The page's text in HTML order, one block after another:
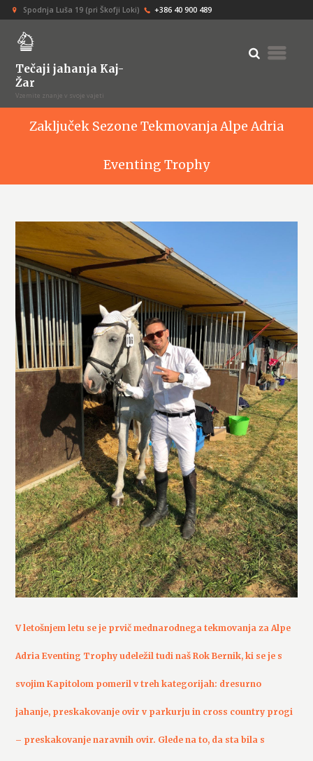
Spodnja Luša 19 (pri Škofji Loki) +386 40 900 489
Tečaji jahanja Kaj-
Žar
Vzemite znanje v svoje vajeti
Zaključek Sezone Tekmovanja Alpe Adria
Eventing Trophy
V letošnjem letu se je prvič mednarodnega tekmovanja za Alpe
Adria Eventing Trophy udeležil tudi naš Rok Bernik, ki se je s
svojim Kapitolom pomeril v treh kategorijah: dresurno
jahanje, preskakovanje ovir v parkurju in cross country progi
– preskakovanje naravnih ovir. Glede na to, da sta bila s